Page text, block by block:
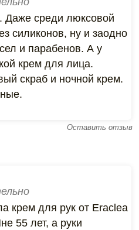
Даже среди люксовой
силиконов, ну и заодно
и парабенов. А у
крем для лица.
скраб и ночной крем.
Оставить отзыв
крем для рук от Eraclea
55 лет, а руки